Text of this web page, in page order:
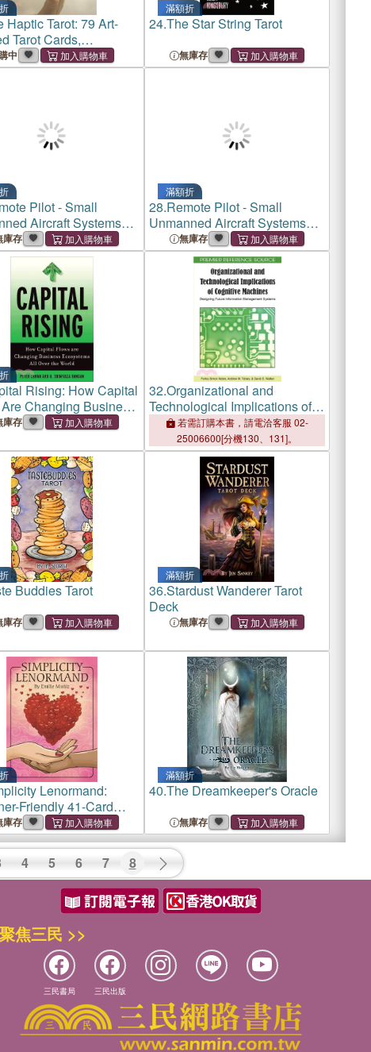
Haptic Tarot: 79 Art-
Tarot Cards,
Influenced
Tactile Intuitive
中
滿額折
24.The Star String Tarot
無庫存
Pilot - Small
Aircraft Systems
Study Guide FAA-G-
(Drone Pilot Written
庫存
滿額折
28.Remote Pilot - Small
Unmanned Aircraft Systems
(sUAS) Study Guide FAA-G-
8082-22: (Drone Pilot Written
無庫存
Rising: How Capital
Changing Business
All over the World
庫存
32.Organizational and
Technological Implications of
Cognitive Machines:
Designing Future Information
Management Systems
若需訂購本書，請電洽客服 02-
25006600[分機130、131]。
Buddies Tarot
庫存
滿額折
36.Stardust Wanderer Tarot
Deck
無庫存
Lenormand:
Friendly 41-Card
Deck with
on Cards, Includes
Guidebook with
and Reading
庫存
滿額折
40.The Dreamkeeper's Oracle
無庫存
4 5 6 7 8
聚焦三民 >>
三民書局 三民出版